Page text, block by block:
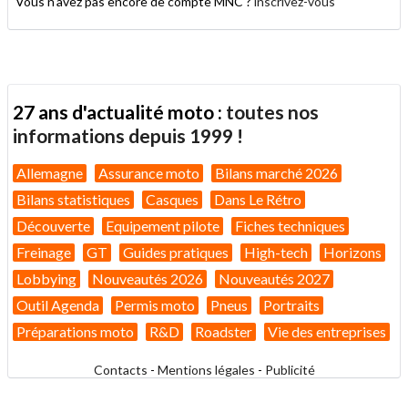
27 ans d'actualité moto : toutes nos
informations depuis 1999 !
Allemagne Assurance moto
Bilans marché 2026
Bilans statistiques
Casques
Dans Le Rétro
Découverte
Equipement pilote
Fiches techniques
Freinage
GT Guides pratiques High-tech
Horizons
Lobbying
Nouveautés 2026
Nouveautés 2027
Outil Agenda
Permis moto Pneus
Portraits
Préparations moto
R&D Roadster Vie des entreprises
Contacts - Mentions légales - Publicité